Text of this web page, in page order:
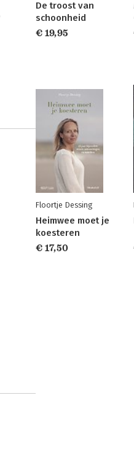
De troost van
schoonheid
€ 19,95
Floortje Dessing
Heimwee moet je
koesteren
€ 17,50